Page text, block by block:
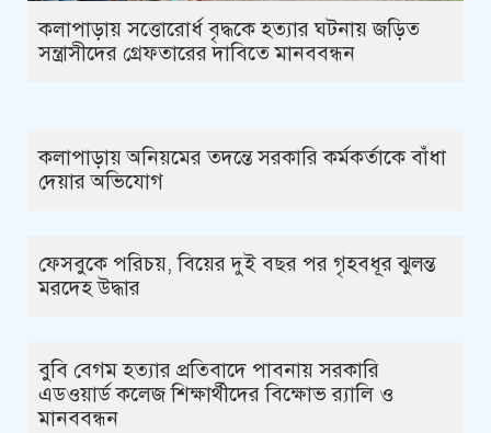
কলাপাড়ায় সত্তোরোর্ধ বৃদ্ধকে হত্যার ঘটনায় জড়িত
সন্ত্রাসীদের গ্রেফতারের দাবিতে মানববন্ধন
কলাপাড়ায় অনিয়মের তদন্তে সরকারি কর্মকর্তাকে বাঁধা
দেয়ার অভিযোগ
ফেসবুকে পরিচয়, বিয়ের দুই বছর পর গৃহবধূর ঝুলন্ত
মরদেহ উদ্ধার
বুবি বেগম হত্যার প্রতিবাদে পাবনায় সরকারি
এডওয়ার্ড কলেজ শিক্ষার্থীদের বিক্ষোভ র‍্যালি ও
মানববন্ধন